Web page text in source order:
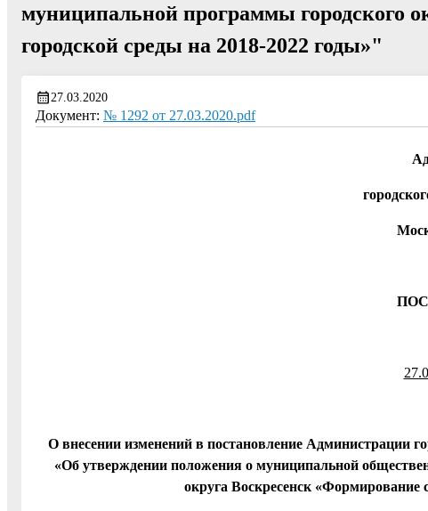
муниципальной программы городского
городской среды на 2018-2022 годы»"
27.03.2020
Документ: № 1292 от 27.03.2020.pdf
О внесении изменений в постановление Администрации
«Об утверждении положения о муниципальной
округа Воскресенск «Формирование